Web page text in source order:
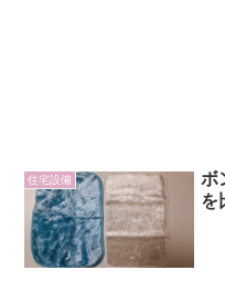
住宅設備
ボ
を